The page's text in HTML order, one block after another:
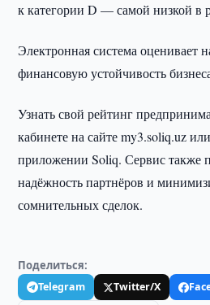
к категории D — самой низкой в
Электронная система оценивает
финансовую устойчивость
Узнать свой рейтинг
кабинете на сайте my3.soliq.uz
приложении Soliq. Сервис также
надёжность партнёров и
сомнительных сделок.
Поделиться:
Telegram Twitter/X